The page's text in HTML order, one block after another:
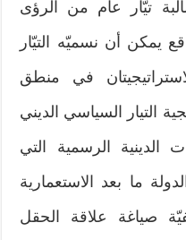
تيّار عام من الرؤى
يمكن أن نسميّه التيّار
في منطق
التيار السياسي الديني
الدينية الرسمية التي
ما بعد الاستعمارية
صياغة علاقة الحقل